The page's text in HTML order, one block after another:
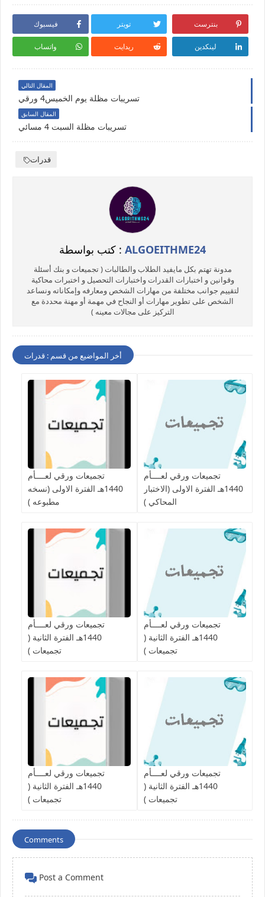
فيسبوك تويتر بنترست
واتساب ريدايت لينكدين
المقال التالي
تسريبات مظلة يوم الخميس4 ورقي
المقال السابق
تسريبات مظلة السبت 4 مسائي
قدرات
كتب بواسطة : ALGOEITHME24
مدونة تهتم بكل مايفيد الطلاب والطالبات ( تجميعات و بنك أسئلة
وقوانين و اختبارات القدرات واختبارات التحصيل و اختبرات محاكية
لتقييم جوانب مختلفة من مهارات الشخص ومعارفه وإمكاناته ونساعد
الشخص على تطوير مهارات أو النجاح في مهمة أو مهنة محددة مع
التركيز على مجالات معينه )
أخر المواضيع من قسم : قدرات
تجميعات ورقي لعــــأم
1440هـ الفترة الاولى (نسخه
مطبوعه )
تجميعات ورقي لعــــأم
1440هـ الفترة الاولى (الاختبار
المحاكي )
تجميعات ورقي لعــــأم
1440هـ الفترة الثانية (
تجميعات )
تجميعات ورقي لعــــأم
1440هـ الفترة الثانية (
تجميعات )
تجميعات ورقي لعــــأم
1440هـ الفترة الثانية (
تجميعات )
تجميعات ورقي لعــــأم
1440هـ الفترة الثانية (
تجميعات )
Comments
Post a Comment